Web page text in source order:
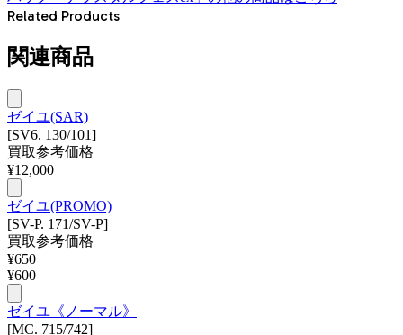
Related Products
関連商品
ゼイユ(SAR)
[SV6. 130/101]
買取参考価格
¥12,000
ゼイユ(PROMO)
[SV-P. 171/SV-P]
買取参考価格
¥650
¥600
ゼイユ《ノーマル》
[MC. 715/742]